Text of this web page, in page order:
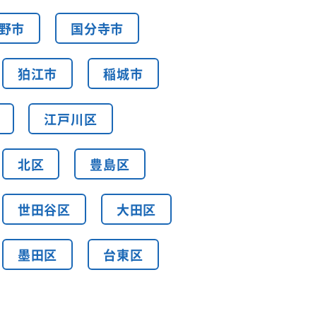
市 国分寺市
狛江市 稲城市
江戸川区
北区 豊島区
世田谷区 大田区
墨田区 台東区